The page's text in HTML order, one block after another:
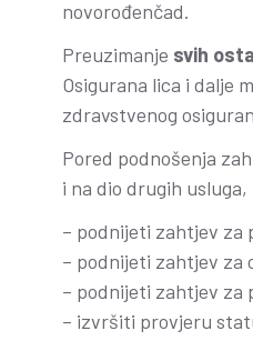
novorođenčad.
Preuzimanje svih
Osigurana lica i dalje
zdravstvenog
Pored podnošenja
i na dio drugih usluga,
– podnijeti zahtjev za
– podnijeti zahtjev za
– podnijeti zahtjev za
– izvršiti provjeru